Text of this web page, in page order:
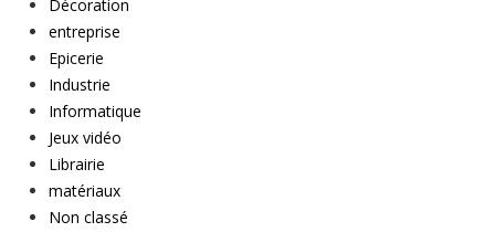
Décoration
entreprise
Epicerie
Industrie
Informatique
Jeux vidéo
Librairie
matériaux
Non classé